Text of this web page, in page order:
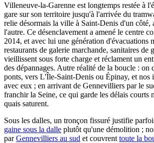
Villeneuve-la-Garenne est longtemps restée à
gare sur son territoire jusqu'à l'arrivée du
relie désormais la ville à Saint-Denis d'un côté,
l'autre. Ce désenclavement a amené le centre
2014, et avec lui une génération d'évacuations
restaurants de galerie marchande, sanitaires
vieillissent sous forte charge et réclament un
des dépannages. Autre réalité de la boucle : on
ponts, vers L'Île-Saint-Denis ou Épinay, et nos
avec eux ; en arrivant de Gennevilliers par le
franchir la Seine, ce qui garde les délais courts
quais saturent.
Sous les dalles, un tronçon fissuré justifie
gaine sous la dalle plutôt qu'une démolition ;
parGennevilliers au sud et couvrent toute la